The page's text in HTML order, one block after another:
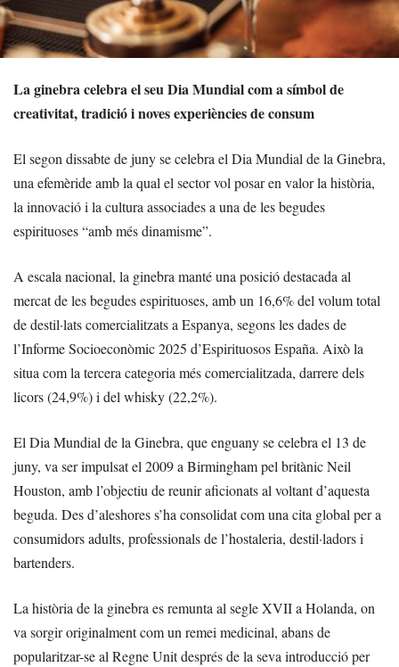
La ginebra celebra el seu Dia Mundial com a símbol de
creativitat, tradició i noves experiències de consum
El segon dissabte de juny se celebra el Dia Mundial de la Ginebra,
una efemèride amb la qual el sector vol posar en valor la història,
la innovació i la cultura associades a una de les begudes
espirituoses “amb més dinamisme”.
A escala nacional, la ginebra manté una posició destacada al
mercat de les begudes espirituoses, amb un 16,6% del volum total
de destil·lats comercialitzats a Espanya, segons les dades de
l’Informe Socioeconòmic 2025 d’Espirituosos España. Això la
situa com la tercera categoria més comercialitzada, darrere dels
licors (24,9%) i del whisky (22,2%).
El Dia Mundial de la Ginebra, que enguany se celebra el 13 de
juny, va ser impulsat el 2009 a Birmingham pel britànic Neil
Houston, amb l’objectiu de reunir aficionats al voltant d’aquesta
beguda. Des d’aleshores s’ha consolidat com una cita global per a
consumidors adults, professionals de l’hostaleria, destil·ladors i
bartenders.
La història de la ginebra es remunta al segle XVII a Holanda, on
va sorgir originalment com un remei medicinal, abans de
popularitzar-se al Regne Unit després de la seva introducció per